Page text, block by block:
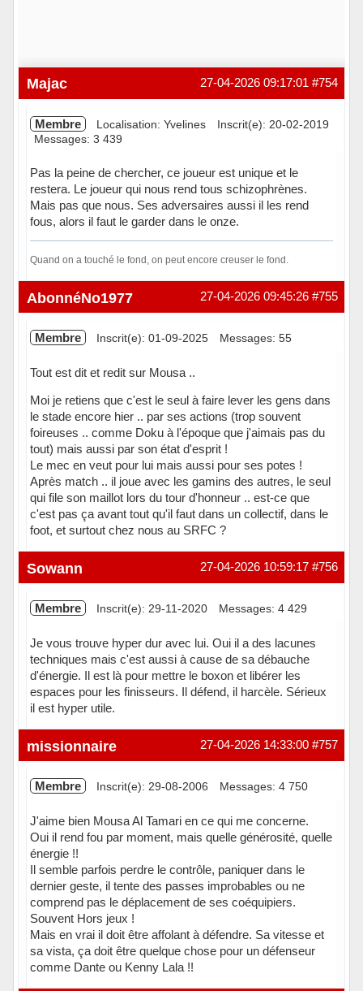
#754
27-04-2026 09:17:01
Majac
Membre Localisation: Yvelines
Inscrit(e): 20-02-2019
Messages: 3 439
Pas la peine de chercher, ce joueur est unique et le
restera. Le joueur qui nous rend tous schizophrènes.
Mais pas que nous. Ses adversaires aussi il les rend
fous, alors il faut le garder dans le onze.
Quand on a touché le fond, on peut encore creuser le fond.
Hors ligne #755
27-04-2026 09:45:26
AbonnéNo1977
Membre Inscrit(e): 01-09-2025 Messages: 55
Tout est dit et redit sur Mousa ..
Moi je retiens que c'est le seul à faire lever les gens dans
le stade encore hier .. par ses actions (trop souvent
foireuses .. comme Doku à l'époque que j'aimais pas du
tout) mais aussi par son état d'esprit !
Le mec en veut pour lui mais aussi pour ses potes !
Après match .. il joue avec les gamins des autres, le seul
qui file son maillot lors du tour d'honneur .. est-ce que
c'est pas ça avant tout qu'il faut dans un collectif, dans le
foot, et surtout chez nous au SRFC ?
Hors ligne #756
27-04-2026 10:59:17
Sowann
Membre Inscrit(e): 29-11-2020 Messages: 4 429
Je vous trouve hyper dur avec lui. Oui il a des lacunes
techniques mais c'est aussi à cause de sa débauche
d'énergie. Il est là pour mettre le boxon et libérer les
espaces pour les finisseurs. Il défend, il harcèle. Sérieux
il est hyper utile.
Hors ligne #757
27-04-2026 14:33:00
missionnaire
Membre Inscrit(e): 29-08-2006 Messages: 4 750
J'aime bien Mousa Al Tamari en ce qui me concerne.
Oui il rend fou par moment, mais quelle générosité, quelle
énergie !!
Il semble parfois perdre le contrôle, paniquer dans le
dernier geste, il tente des passes improbables ou ne
comprend pas le déplacement de ses coéquipiers.
Souvent Hors jeux !
Mais en vrai il doit être affolant à défendre. Sa vitesse et
sa vista, ça doit être quelque chose pour un défenseur
comme Dante ou Kenny Lala !!